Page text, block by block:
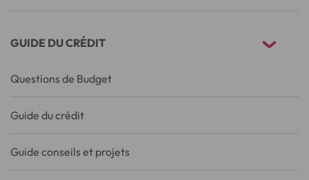
GUIDE DU CRÉDIT
Questions de Budget
Guide du crédit
Guide conseils et projets